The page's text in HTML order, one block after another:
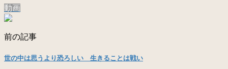
動画
前の記事
世の中は思うより恐ろしい 生きることは戦い